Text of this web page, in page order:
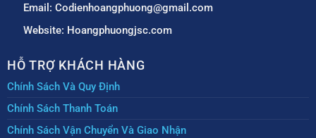
Email: Codienhoangphuong@gmail.com
Website: Hoangphuongjsc.com
HỖ TRỢ KHÁCH HÀNG
Chính Sách Và Quy Định
Chính Sách Thanh Toán
Chính Sách Vận Chuyển Và Giao Nhận